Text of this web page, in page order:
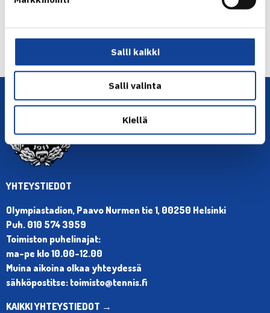
Salli kaikki
Salli valinta
Kiellä
Seuraava uutinen: Seniorien ITF-turnaus
finaalivaiheessa… →
YHTEYSTIEDOT
Olympiastadion, Paavo Nurmen tie 1, 00250 Helsinki
Puh. 010 574 3959
Toimiston puhelinajat:
ma-pe klo 10.00-12.00
Muina aikoina olkaa yhteydessä
sähköpostitse: toimisto@tennis.fi
KAIKKI YHTEYSTIEDOT →